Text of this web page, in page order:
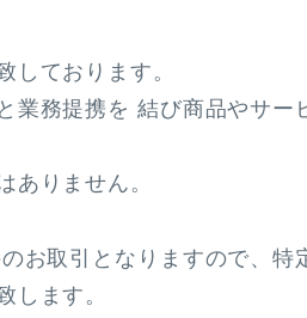
しております。
業務提携を 結び商品やサー
ありません。
お取引となりますので、特
します。